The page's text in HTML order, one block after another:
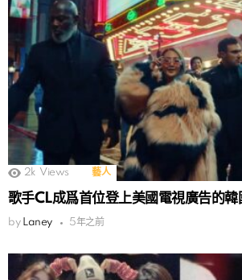
2k Views 藝人
歌手CL成爲首位登上美國電視廣告的
by Laney 5年之前